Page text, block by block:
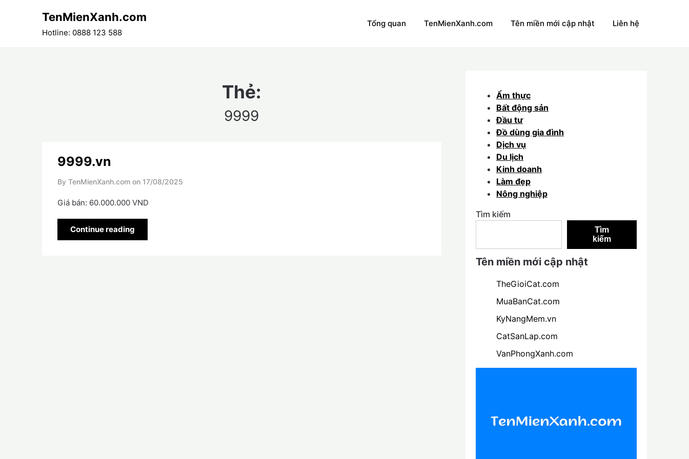
TenMienXanh.com
Hotline: 0888 123 588
Tổng quan TenMienXanh.com Tên miền mới cập nhật Liên hệ
Thẻ:
9999
9999.vn
By TenMienXanh.com on 17/08/2025
Giá bán: 60.000.000 VND
Continue reading
Ẩm thực
Bất động sản
Đầu tư
Đồ dùng gia đình
Dịch vụ
Du lịch
Kinh doanh
Làm đẹp
Nông nghiệp
Tìm kiếm
Tìm
kiếm
Tên miền mới cập nhật
TheGioiCat.com
MuaBanCat.com
KyNangMem.vn
CatSanLap.com
VanPhongXanh.com